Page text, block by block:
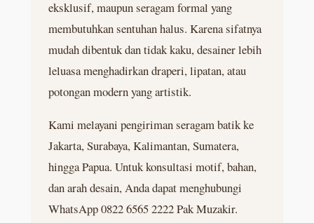
eksklusif, maupun seragam formal yang
membutuhkan sentuhan halus. Karena sifatnya
mudah dibentuk dan tidak kaku, desainer lebih
leluasa menghadirkan draperi, lipatan, atau
potongan modern yang artistik.
Kami melayani pengiriman seragam batik ke
Jakarta, Surabaya, Kalimantan, Sumatera,
hingga Papua. Untuk konsultasi motif, bahan,
dan arah desain, Anda dapat menghubungi
WhatsApp 0822 6565 2222 Pak Muzakir.